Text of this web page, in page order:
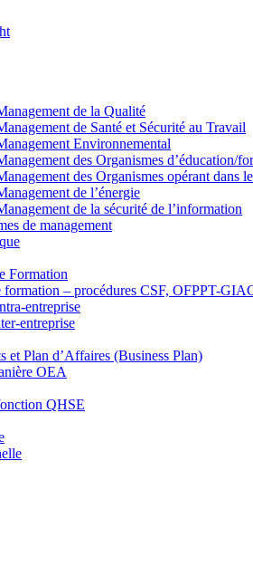
de la Qualité
de Santé et Sécurité au Travail
Environnemental
des Organismes d’éducation/
des Organismes opérant dans
de l’énergie
de la sécurité de l’information
de management
Formation
formation – procédures CSF, OFPPT-
entreprise
entreprise
et Plan d’Affaires (Business Plan)
OEA
QHSE